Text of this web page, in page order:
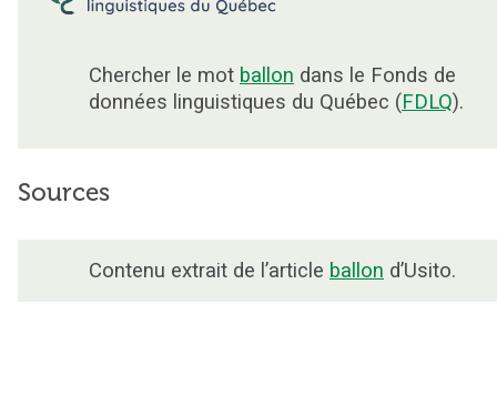
Chercher le mot ballon dans le Fonds de
données linguistiques du Québec (FDLQ).
Sources
Contenu extrait de l’article ballon d’Usito.